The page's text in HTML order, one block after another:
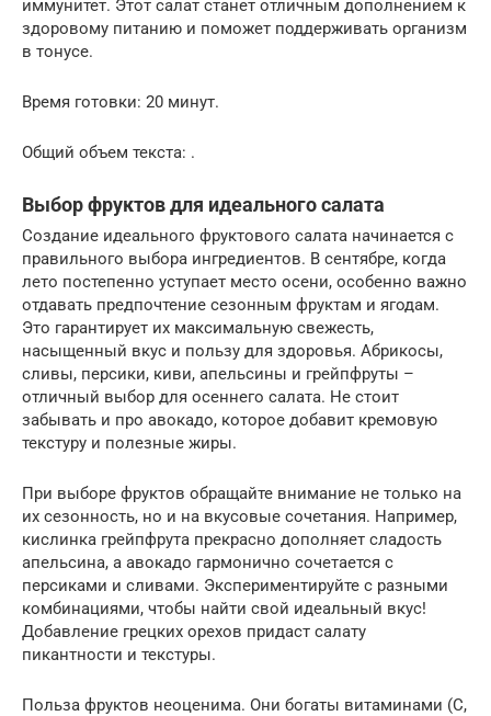
иммунитет. Этот салат станет отличным дополнением к
здоровому питанию и поможет поддерживать организм
в тонусе.
Время готовки: 20 минут.
Общий объем текста: .
Выбор фруктов для идеального салата
Создание идеального фруктового салата начинается с
правильного выбора ингредиентов. В сентябре, когда
лето постепенно уступает место осени, особенно важно
отдавать предпочтение сезонным фруктам и ягодам.
Это гарантирует их максимальную свежесть,
насыщенный вкус и пользу для здоровья. Абрикосы,
сливы, персики, киви, апельсины и грейпфруты –
отличный выбор для осеннего салата. Не стоит
забывать и про авокадо, которое добавит кремовую
текстуру и полезные жиры.
При выборе фруктов обращайте внимание не только на
их сезонность, но и на вкусовые сочетания. Например,
кислинка грейпфрута прекрасно дополняет сладость
апельсина, а авокадо гармонично сочетается с
персиками и сливами. Экспериментируйте с разными
комбинациями, чтобы найти свой идеальный вкус!
Добавление грецких орехов придаст салату
пикантности и текстуры.
Польза фруктов неоценима. Они богаты витаминами (C,